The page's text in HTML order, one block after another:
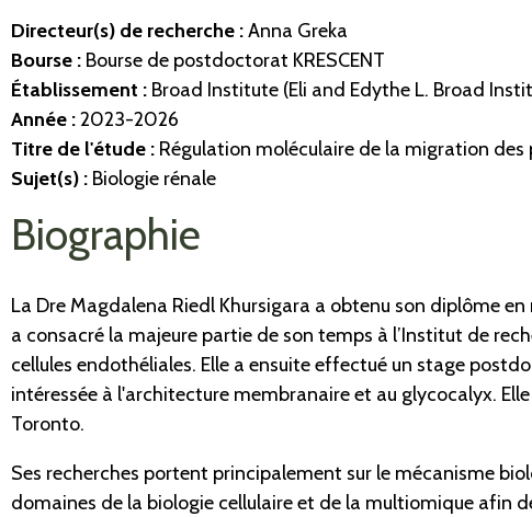
Directeur(s) de recherche :Anna Greka
Bourse : Bourse de postdoctorat KRESCENT
Établissement : Broad Institute (Eli and Edythe L. Broad
Année :2023-2026
Titre de l'étude : Régulation moléculaire de la migration des
Sujet(s) : Biologie rénale
Biographie
La Dre Magdalena Riedl Khursigara a obtenu son diplôme
a consacré la majeure partie de son temps à l’Institut de
cellules endothéliales. Elle a ensuite effectué un stage
intéressée à l'architecture membranaire et au glycocalyx.
Toronto.
Ses recherches portent principalement sur le mécanisme
domaines de la biologie cellulaire et de la multiomique afin